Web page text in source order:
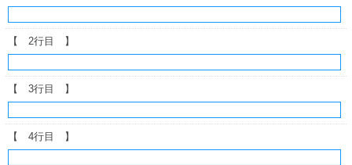
【 2行目 】
【 3行目 】
【 4行目 】